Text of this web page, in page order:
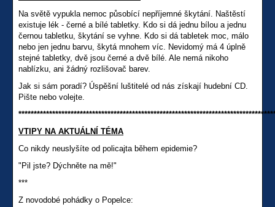
Na světě vypukla nemoc působící nepříjemné škytání. Naštěstí
existuje lék - černé a bílé tabletky. Kdo si dá jednu bílou a jednu
černou tabletku, škytání se vyhne. Kdo si dá tabletek moc, málo
nebo jen jednu barvu, škytá mnohem víc. Nevidomý má 4 úplně
stejné tabletky, dvě jsou černé a dvě bílé. Ale nemá nikoho
nablízku, ani žádný rozlišovač barev.
Jak si sám poradí? Úspěšní luštitelé od nás získají hudební CD.
Pište nebo volejte.
VTIPY NA AKTUÁLNÍ TÉMA
Co nikdy neuslyšíte od policajta během epidemie?
"Pil jste? Dýchněte na mě!"
***
Z novodobé pohádky o Popelce: